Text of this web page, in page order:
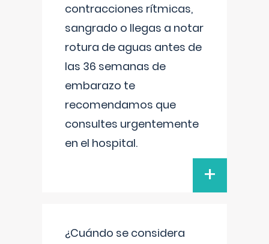
contracciones rítmicas,
sangrado o llegas a notar
rotura de aguas antes de
las 36 semanas de
embarazo te
recomendamos que
consultes urgentemente
en el hospital.
+
¿Cuándo se considera